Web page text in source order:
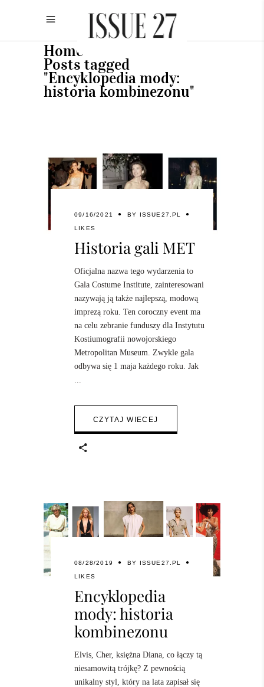
Home
Posts tagged
"Encyklopedia mody:
historia kombinezonu"
09/16/2021 BY ISSUE27.PL
LIKES
Historia gali MET
Oficjalna nazwa tego wydarzenia to
Gala Costume Institute, zainteresowani
nazywają ją także najlepszą, modową
imprezą roku. Ten coroczny event ma
na celu zebranie funduszy dla Instytutu
Kostiumografii nowojorskiego
Metropolitan Museum. Zwykle gala
odbywa się 1 maja każdego roku. Jak
CZYTAJ WIECEJ
08/28/2019 BY ISSUE27.PL
LIKES
Encyklopedia
mody: historia
kombinezonu
Elvis, Cher, księżna Diana, co łączy tą
niesamowitą trójkę? Z pewnością
unikalny styl, który na lata zapisał się